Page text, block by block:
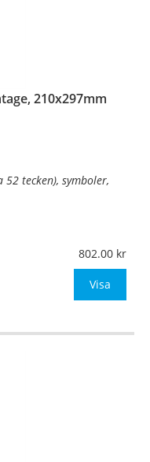
210x297mm
tecken), symboler,
(väggmontage)
upp till 0,07m²)
802.00
Visa